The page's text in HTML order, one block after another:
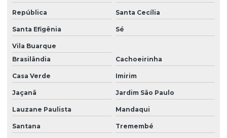
Destinação de resíduos
Destinação de resíduos industriais
Destinação de resíduos sólidos
Destinação de resíduos sólidos em são paulo
Diagnóstico ambiental
Diagnóstico ambiental prévio
Eia rima licença prévia
República Santa Cecília
Santa Efigênia Sé
Vila Buarque
Brasilândia
Cachoeirinha
Casa Verde Imirim
Jaçanã Jardim São Paulo
Lauzane Paulista Mandaqui
Santana Tremembé